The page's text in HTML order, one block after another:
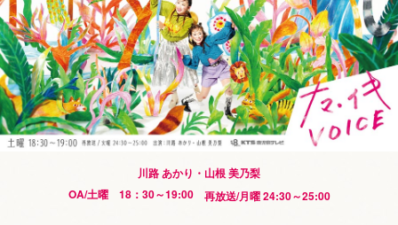
川路 あかり・山根 美乃梨
OA/土曜 18：30～19:00 再放送/月曜 24:30～25:00